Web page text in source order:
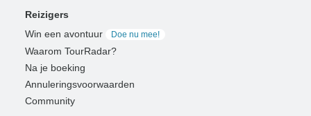
Reizigers
Win een avontuur
Doe nu mee!
Waarom TourRadar?
Na je boeking
Annuleringsvoorwaarden
Community